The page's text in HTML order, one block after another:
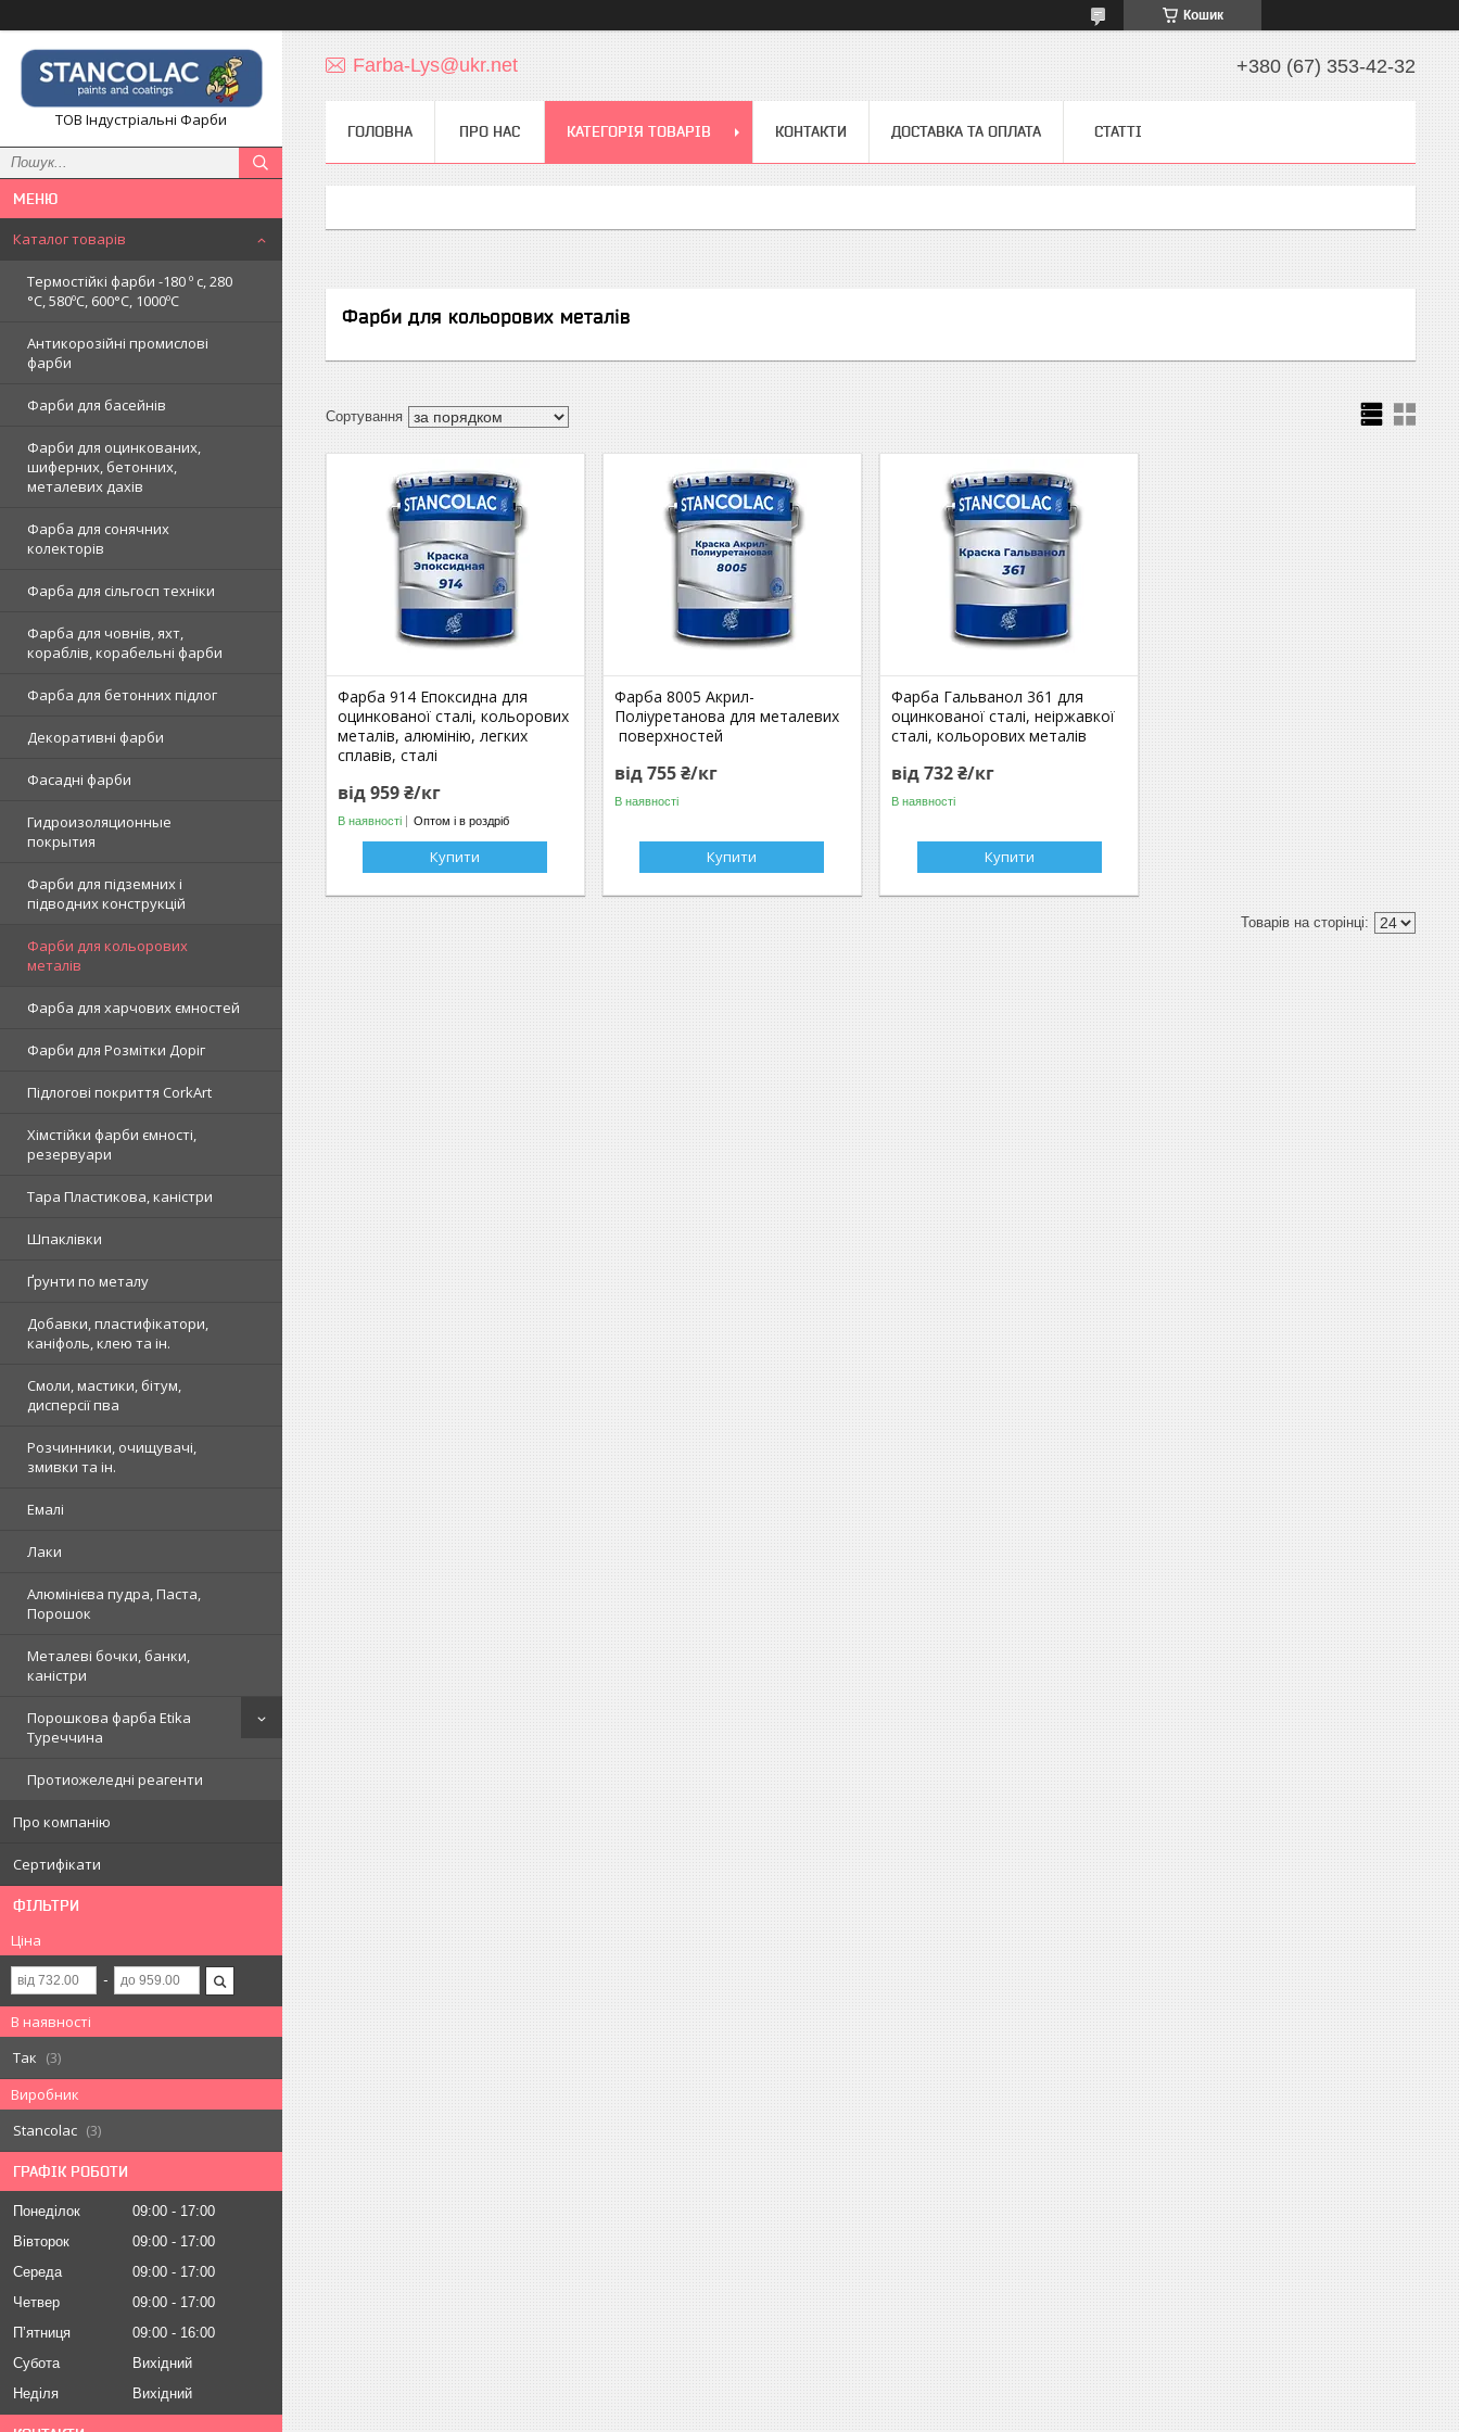
Кошик
ТОВ Індустріальні Фарби
Каталог товарів
Термостійкі фарби -180 º c, 280
°С, 580ºС, 600°С, 1000ºC
Антикорозійні промислові
фарби
Фарби для басейнів
Фарби для оцинкованих,
шиферних, бетонних,
металевих дахів
Фарба для сонячних
колекторів
Фарба для сільгосп техніки
Фарба для човнів, яхт,
кораблів, корабельні фарби
Фарба для бетонних підлог
Декоративні фарби
Фасадні фарби
Гидроизоляционные
покрытия
Фарби для підземних і
підводних конструкцій
Фарби для кольорових
металів
Фарба для харчових ємностей
Фарби для Розмітки Доріг
Підлогові покриття CorkArt
Хімстійки фарби ємності,
резервуари
Тара Пластикова, каністри
Шпаклівки
Ґрунти по металу
Добавки, пластифікатори,
каніфоль, клею та ін.
Смоли, мастики, бітум,
дисперсії пва
Розчинники, очищувачі,
змивки та ін.
Емалі
Лаки
Алюмінієва пудра, Паста,
Порошок
Металеві бочки, банки,
каністри
Порошкова фарба Etika
Туреччина
Протиожеледні реагенти
Про компанію
Сертифікати
ФІЛЬТРИ
Ціна
В наявності
Так
3
Виробник
Stancolac
3
ГРАФІК РОБОТИ
Понеділок 09:00
17:00
Вівторок
09:00
17:00
Середа
09:00
17:00
Четвер
09:00
17:00
Пʼятниця
09:00
16:00
Субота
Вихідний
Неділя
Вихідний
Farba-Lys@ukr.net +380 (67) 353-42-32
ГОЛОВНА ПРО НАС КАТЕГОРІЯ ТОВАРІВ КОНТАКТИ ДОСТАВКА ТА ОПЛАТА СТАТТІ
Фарби для кольорових металів
Фарба 914 Епоксидна для
оцинкованої сталі, кольорових
металів, алюмінію, легких
сплавів, сталі
від 959 ₴/кг
В наявності Оптом і в роздріб
Купити
Фарба 8005 Акрил-
Поліуретанова для металевих
поверхностей
від 755 ₴/кг
В наявності
Купити
Фарба Гальванол 361 для
оцинкованої сталі, неіржавкої
сталі, кольорових металів
від 732 ₴/кг
В наявності
Купити